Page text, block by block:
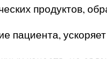
продуктов,
пациента,